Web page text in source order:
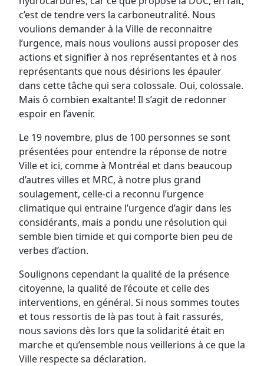
c’est de tendre vers la carboneutralité. Nous
voulions demander à la Ville de reconnaitre
l’urgence, mais nous voulions aussi proposer des
actions et signifier à nos représentantes et à nos
représentants que nous désirions les épauler
dans cette tâche qui sera colossale. Oui, colossale.
Mais ô combien exaltante! Il s’agit de redonner
espoir en l’avenir.
Le 19 novembre, plus de 100 personnes se sont
présentées pour entendre la réponse de notre
Ville et ici, comme à Montréal et dans beaucoup
d’autres villes et MRC, à notre plus grand
soulagement, celle-ci a reconnu l’urgence
climatique qui entraine l’urgence d’agir dans les
considérants, mais a pondu une résolution qui
semble bien timide et qui comporte bien peu de
verbes d’action.
Soulignons cependant la qualité de la présence
citoyenne, la qualité de l’écoute et celle des
interventions, en général. Si nous sommes toutes
et tous ressortis de là pas tout à fait rassurés,
nous savions dès lors que la solidarité était en
marche et qu’ensemble nous veillerions à ce que la
Ville respecte sa déclaration.